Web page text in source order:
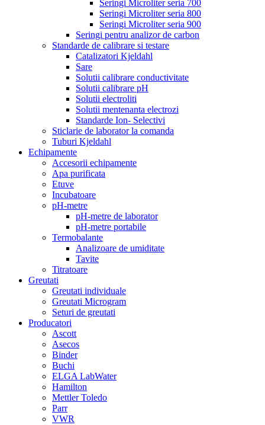
Seringi Microliter seria 700
Seringi Microliter seria 800
Seringi Microliter seria 900
Seringi pentru analizor de carbon
Standarde de calibrare si testare
Catalizatori Kjeldahl
Sare
Solutii calibrare conductivitate
Solutii calibrare pH
Solutii electroliti
Solutii mentenanta electrozi
Standarde Ion- Selectivi
Sticlarie de laborator la comanda
Tuburi Kjeldahl
Echipamente
Accesorii echipamente
Apa purificata
Etuve
Incubatoare
pH-metre
pH-metre de laborator
pH-metre portabile
Termobalante
Analizoare de umiditate
Tavite
Titratoare
Greutati
Greutati individuale
Greutati Microgram
Seturi de greutati
Producatori
Ascott
Asecos
Binder
Buchi
ELGA LabWater
Hamilton
Mettler Toledo
Parr
VWR